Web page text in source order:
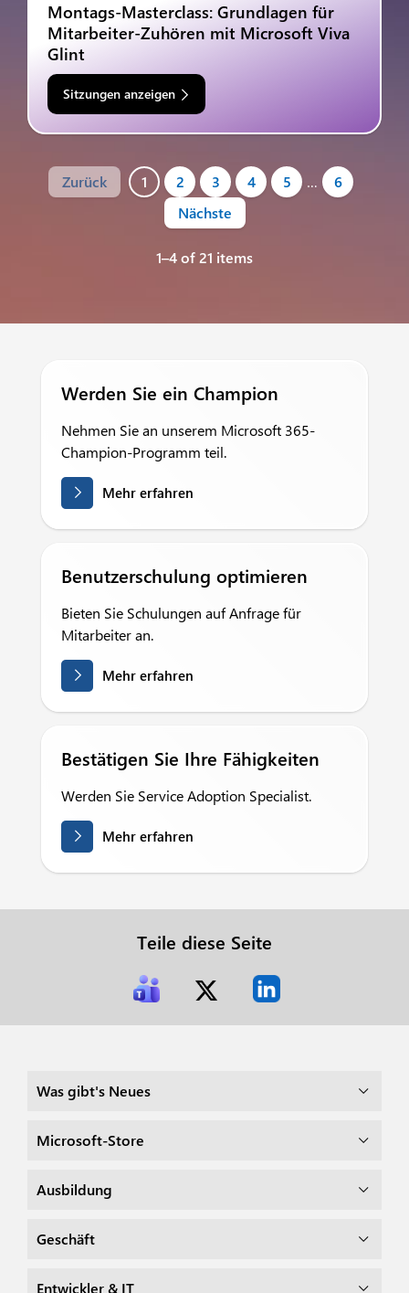
Montags-Masterclass: Grundlagen für
Mitarbeiter-Zuhören mit Microsoft Viva
Glint
Sitzungen anzeigen
Zurück 1 2 3 4 5 …
6
Nächste
1–4 of 21 items
Werden Sie ein Champion
Nehmen Sie an unserem Microsoft 365-
Champion-Programm teil.
Mehr erfahren
Benutzerschulung optimieren
Bieten Sie Schulungen auf Anfrage für
Mitarbeiter an.
Mehr erfahren
Bestätigen Sie Ihre Fähigkeiten
Werden Sie Service Adoption Specialist.
Mehr erfahren
Teile diese Seite
Was gibt's Neues
Microsoft-Store
Ausbildung
Geschäft
Entwickler & IT